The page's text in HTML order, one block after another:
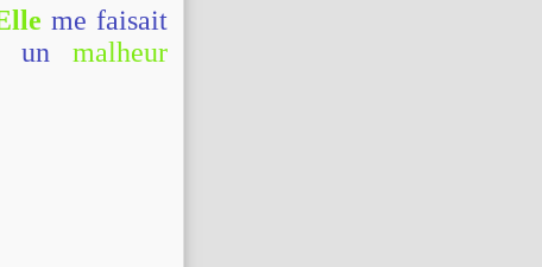
me faisait
unmalheur